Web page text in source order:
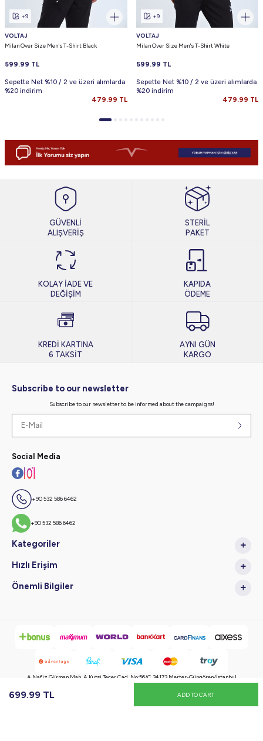
699.99 TL ADD TO CART
+9
VOLTAJ
Milan Over Size Men's T-Shirt Black
599.99 TL
Sepette Net %10 / 2 ve üzeri alımlarda
%20 indirim
479.99 TL
+9
VOLTAJ
Milan Over Size Men's T-Shirt White
599.99 TL
Sepette Net %10 / 2 ve üzeri alımlarda
%20 indirim
479.99 TL
GÜVENLİ
ALIŞVERİŞ
STERİL
PAKET
KOLAY İADE VE
DEĞİŞİM
KAPIDA
ÖDEME
KREDİ KARTINA
6 TAKSİT
AYNI GÜN
KARGO
Subscribe to our newsletter
Subscribe to our newsletter to be informed about the campaigns!
Social Media
+90 532 586 6462
+90 532 586 6462
Kategoriler
Hızlı Erişim
Önemli Bilgiler
A.Nafiz Gürman Mah. A.Kutsi Tecer Cad. No:56/C 34173 Merter-Güngören/İstanbul